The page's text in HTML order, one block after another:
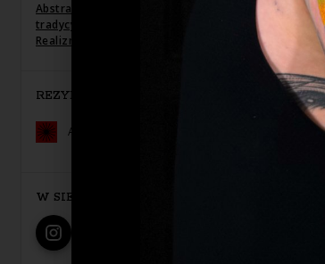
Abstrakcyjny
tradycyjny
Newschool / Graffiti / Cartoon
Realizm
Watercolor
REZYDENT
AURA TATTOO SHOP
W SIECI